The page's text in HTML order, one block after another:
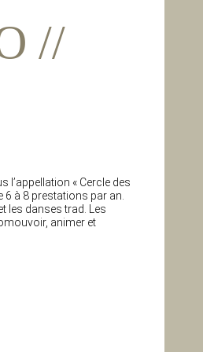
//
l’appellation « Cercle des
à 8 prestations par an.
les danses trad. Les
animer et